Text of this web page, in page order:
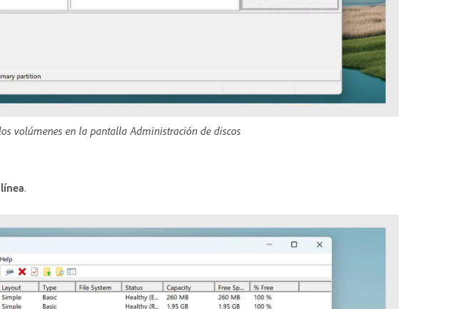
volúmenes en la pantalla Administración de discos
.